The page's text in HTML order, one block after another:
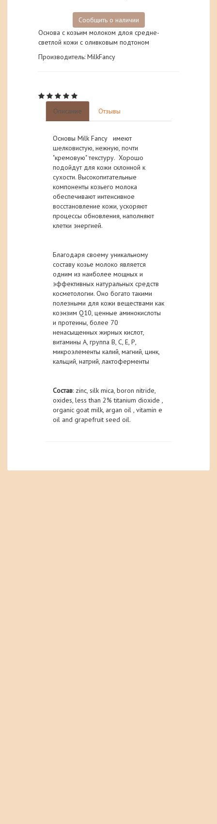
Сообщить о наличии
Основа с козьим молоком длоя средне-
светлой кожи с оливковым подтоном
Производитель: MilkFancy
Описание Отзывы
Основы Milk Fancy имеют
шелковистую, нежную, почти
"кремовую" текстуру. Хорошо
подойдут для кожи склонной к
сухости. Высокопитательные
компоненты козьего молока
обеспечивают интенсивное
восстановление кожи, ускоряют
процессы обновления, наполняют
клетки энергией.
Благодаря своему уникальному
составу козье молоко является
одним из наиболее мощных и
эффективных натуральных средств
косметологии. Оно богато такими
полезными для кожи веществами как
коэнзим Q10, ценные аминокислоты
и протеины, более 70
ненасыщенных жирных кислот,
витамины А, группа В, С, Е, Р,
микроэлементы калий, магний, цинк,
кальций, натрий, лактоферменты
Состав: zinc, silk mica, boron nitride,
oxides, less than 2% titanium dioxide ,
organic goat milk, argan oil , vitamin e
oil and grapefruit seed oil.